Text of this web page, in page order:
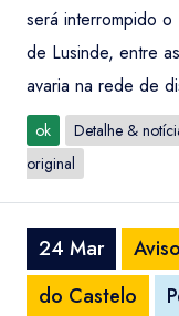
será interrompido
de Lusinde, entre
avaria na rede de
ok
Detalhe &
original
24 Mar
do Castelo